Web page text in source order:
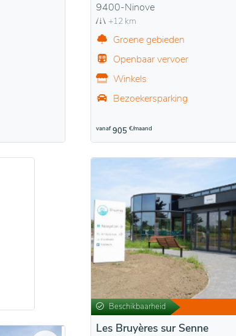
9400-Ninove
+12 km
Groene gebieden
Openbaar vervoer
Winkels
Bezoekersparking
vanaf 905 €/maand
Beschikbaarheid
Les Bruyères sur Senne